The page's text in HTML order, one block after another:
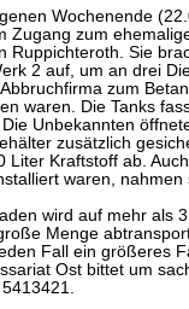
Wochenende
Zugang zum
Ruppichteroth. Sie
2 auf, um an drei
zum
waren. Die Tanks
Unbekannten
zusätzlich
Liter Kraftstoff ab.
waren, nahmen
wird auf mehr als
Menge
Fall ein größeres
Ost bittet um